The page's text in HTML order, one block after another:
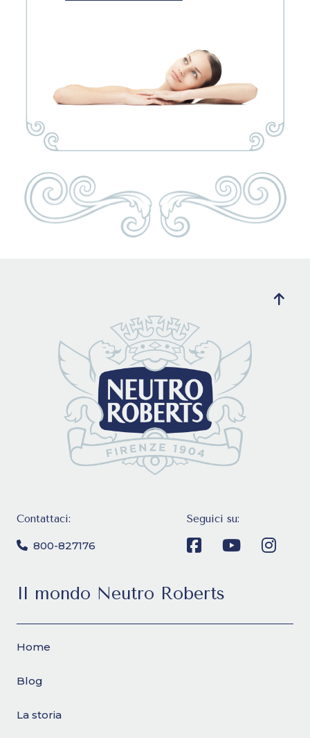
Contattaci:
800-827176
Seguici su:
Il mondo Neutro Roberts
Home
Blog
La storia